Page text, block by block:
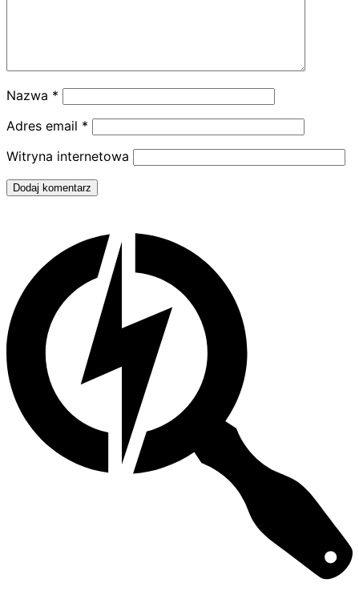
Nazwa *
Adres email *
Witryna internetowa
Dodaj komentarz